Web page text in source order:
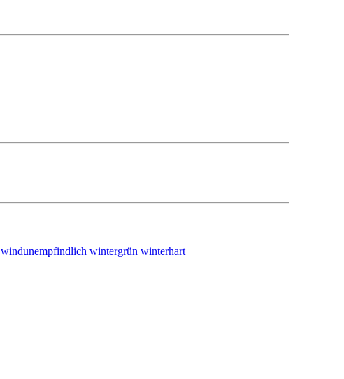
windunempfindlich wintergrün winterhart